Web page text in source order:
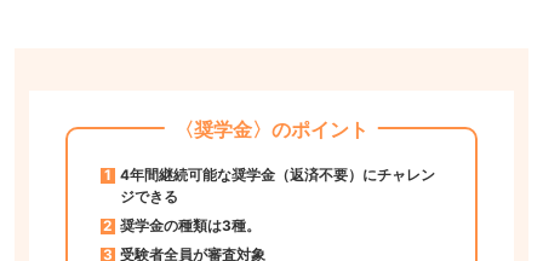
〈奨学金〉のポイント
4年間継続可能な奨学金（返済不要）にチャレン
ジできる
奨学金の種類は3種。
受験者全員が審査対象